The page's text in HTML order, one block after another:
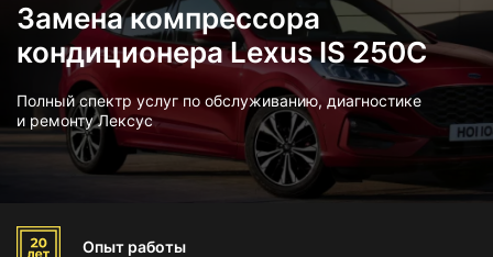
Замена компрессора
кондиционера Lexus IS 250C
Полный спектр услуг по обслуживанию, диагностике
и ремонту Лексус
Опыт работы